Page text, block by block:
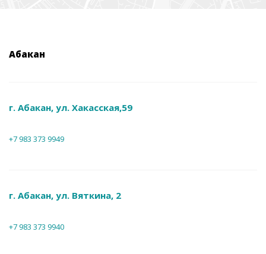
Абакан
г. Абакан, ул. Хакасская,59
+7 983 373 9949
г. Абакан, ул. Вяткина, 2
+7 983 373 9940